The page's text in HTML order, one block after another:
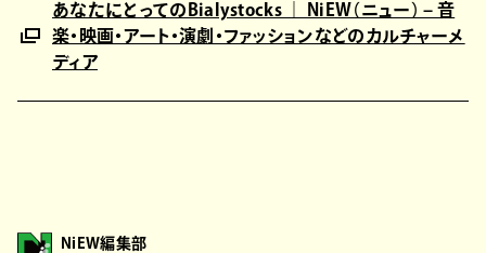
あなたにとってのBialystocks ｜ NiEW（ニュー） – 音
楽・映画・アート・演劇・ファッションなどのカルチャーメ
ディア
NiEW編集部